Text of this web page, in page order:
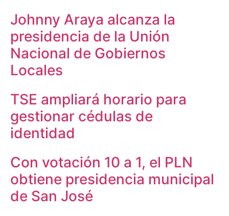
Johnny Araya alcanza la
presidencia de la Unión
Nacional de Gobiernos
Locales
TSE ampliará horario para
gestionar cédulas de
identidad
Con votación 10 a 1, el PLN
obtiene presidencia municipal
de San José